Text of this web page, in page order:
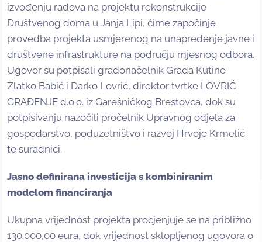
izvođenju radova na projektu rekonstrukcije
Društvenog doma u Janja Lipi, čime započinje
provedba projekta usmjerenog na unapređenje javne i
društvene infrastrukture na području mjesnog odbora.
Ugovor su potpisali gradonačelnik Grada Kutine
Zlatko Babić i Darko Lovrić, direktor tvrtke LOVRIĆ
GRAĐENJE d.o.o. iz Garešničkog Brestovca, dok su
potpisivanju nazočili pročelnik Upravnog odjela za
gospodarstvo, poduzetništvo i razvoj Hrvoje Krmelić
te suradnici.
Jasno definirana investicija s kombiniranim
modelom financiranja
Ukupna vrijednost projekta procjenjuje se na približno
130.000,00 eura, dok vrijednost sklopljenog ugovora o